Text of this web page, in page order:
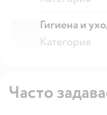
Гигиена и
Категория
Часто